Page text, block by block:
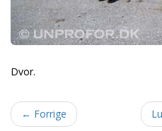
Dvor.
← Forrige